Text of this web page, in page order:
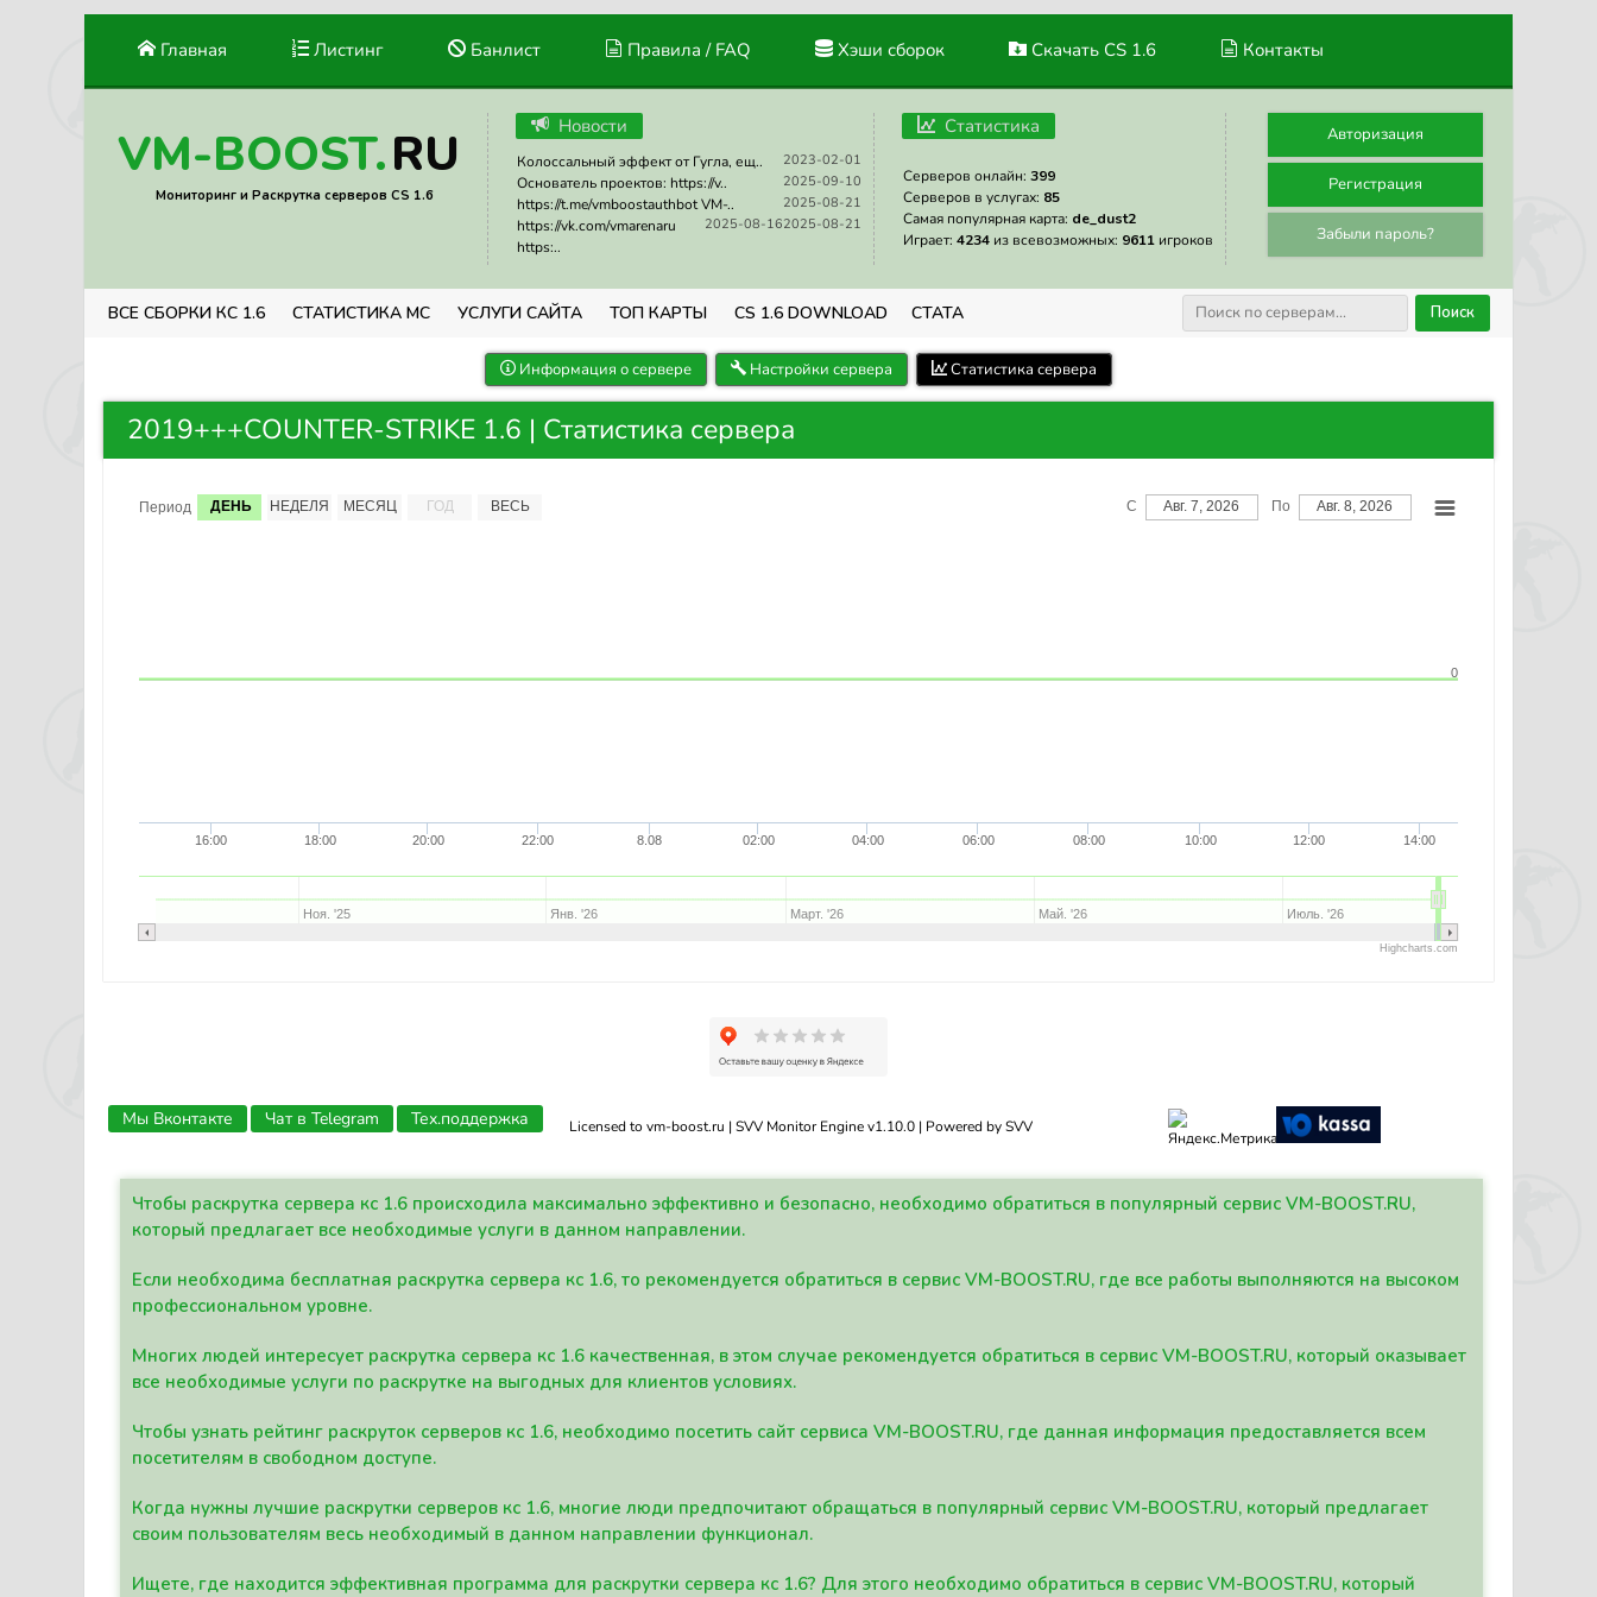
Главная Листинг Банлист Правила / FAQ Хэши сборок Скачать CS 1.6 Контакты
VM-BOOST.RU
Мониторинг и Раскрутка серверов CS 1.6
Новости
2023-02-01
Колоссальный эффект от Гугла, ещ..
2025-09-10
Основатель проектов: https://v..
2025-08-21
https://t.me/vmboostauthbot VM-..
2025-08-21
2025-08-16
https://vk.com/vmarenaru
https:..
Статистика
Серверов онлайн: 399
Серверов в услугах: 85
Самая популярная карта: de_dust2
Играет: 4234 из всевозможных: 9611 игроков
Авторизация
Регистрация
Забыли пароль?
ВСЕ СБОРКИ КС 1.6 СТАТИСТИКА МС УСЛУГИ САЙТА ТОП КАРТЫ CS 1.6 DOWNLOAD СТАТА Поиск
Информация о сервере Настройки сервера Статистика сервера
2019+++COUNTER-STRIKE 1.6 | Статистика сервера
Период ДЕНЬ НЕДЕЛЯ МЕСЯЦ ГОД ВЕСЬ С Авг. 7, 2026 По Авг. 8, 2026
16:00 18:00 20:00 22:00 8.08 02:00 04:00 06:00 08:00 10:00 12:00 14:00
Ноя. '25 Янв. '26 Март. '26 Май. '26 Июль. '26
0
Highcharts.com
Licensed to vm-boost.ru | SVV Monitor Engine v1.10.0 | Powered by SVV
Мы Вконтакте Чат в Telegram Тех.поддержка
Чтобы раскрутка сервера кс 1.6 происходила максимально эффективно и безопасно, необходимо обратиться в популярный сервис VM-BOOST.RU,
который предлагает все необходимые услуги в данном направлении.
Если необходима бесплатная раскрутка сервера кс 1.6, то рекомендуется обратиться в сервис VM-BOOST.RU, где все работы выполняются на высоком
профессиональном уровне.
Многих людей интересует раскрутка сервера кс 1.6 качественная, в этом случае рекомендуется обратиться в сервис VM-BOOST.RU, который оказывает
все необходимые услуги по раскрутке на выгодных для клиентов условиях.
Чтобы узнать рейтинг раскруток серверов кс 1.6, необходимо посетить сайт сервиса VM-BOOST.RU, где данная информация предоставляется всем
посетителям в свободном доступе.
Когда нужны лучшие раскрутки серверов кс 1.6, многие люди предпочитают обращаться в популярный сервис VM-BOOST.RU, который предлагает
своим пользователям весь необходимый в данном направлении функционал.
Ищете, где находится эффективная программа для раскрутки сервера кс 1.6? Для этого необходимо обратиться в сервис VM-BOOST.RU, который